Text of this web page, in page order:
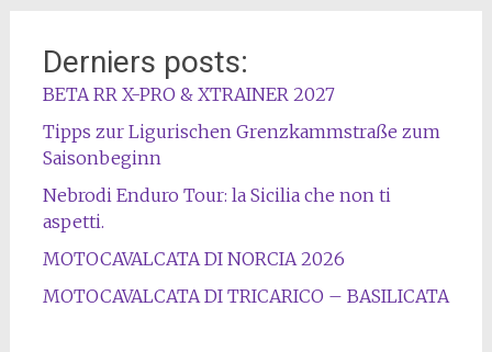
Derniers posts:
BETA RR X-PRO & XTRAINER 2027
Tipps zur Ligurischen Grenzkammstraße zum
Saisonbeginn
Nebrodi Enduro Tour: la Sicilia che non ti
aspetti.
MOTOCAVALCATA DI NORCIA 2026
MOTOCAVALCATA DI TRICARICO – BASILICATA